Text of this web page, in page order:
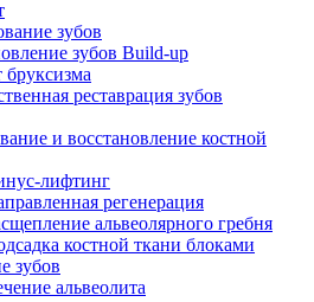
зубов
зубов Build-up
реставрация зубов
и восстановление костной
лифтинг
регенерация
альвеолярного гребня
костной ткани блоками
зубов
альвеолита